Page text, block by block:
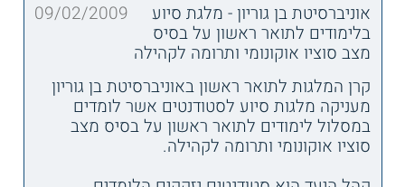
אוניברסיטת בן גוריון - מלגת סיוע
בלימודים לתואר ראשון על בסיס
מצב סוציו אוקונומי ותרומה לקהילה
09/02/2009
קרן המלגות לתואר ראשון באוניברסיטת בן גוריון
מעניקה מלגות סיוע לסטודנטים אשר לומדים
במסלול לימודים לתואר ראשון על בסיס מצב
סוציו אוקונומי ותרומה לקהילה.